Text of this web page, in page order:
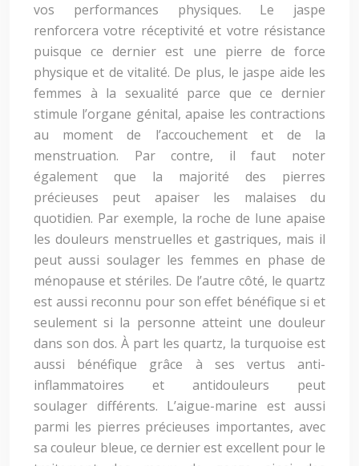
vos performances physiques. Le jaspe
renforcera votre réceptivité et votre résistance
puisque ce dernier est une pierre de force
physique et de vitalité. De plus, le jaspe aide les
femmes à la sexualité parce que ce dernier
stimule l’organe génital, apaise les contractions
au moment de l’accouchement et de la
menstruation. Par contre, il faut noter
également que la majorité des pierres
précieuses peut apaiser les malaises du
quotidien. Par exemple, la roche de lune apaise
les douleurs menstruelles et gastriques, mais il
peut aussi soulager les femmes en phase de
ménopause et stériles. De l’autre côté, le quartz
est aussi reconnu pour son effet bénéfique si et
seulement si la personne atteint une douleur
dans son dos. À part les quartz, la turquoise est
aussi bénéfique grâce à ses vertus anti-
inflammatoires et antidouleurs peut
soulager différents. L’aigue-marine est aussi
parmi les pierres précieuses importantes, avec
sa couleur bleue, ce dernier est excellent pour le